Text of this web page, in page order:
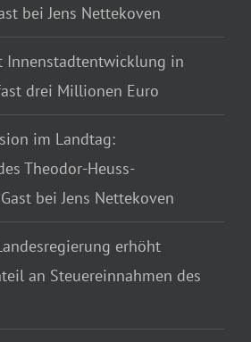
bei Jens Nettekoven
Innenstadtentwicklung in
drei Millionen Euro
im Landtag:
Theodor-Heuss-
bei Jens Nettekoven
erhöht
an Steuereinnahmen des